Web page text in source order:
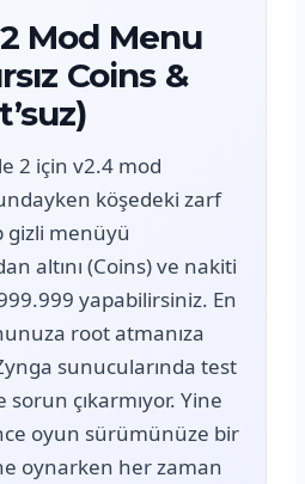
Mod Menu
Coins &
2 için v2.4 mod
köşedeki zarf
gizli menüyü
altını (Coins) ve nakiti
yapabilirsiniz. En
root atmanıza
sunucularında test
çıkarmıyor. Yine
oyun sürümünüze bir
oynarken her zaman